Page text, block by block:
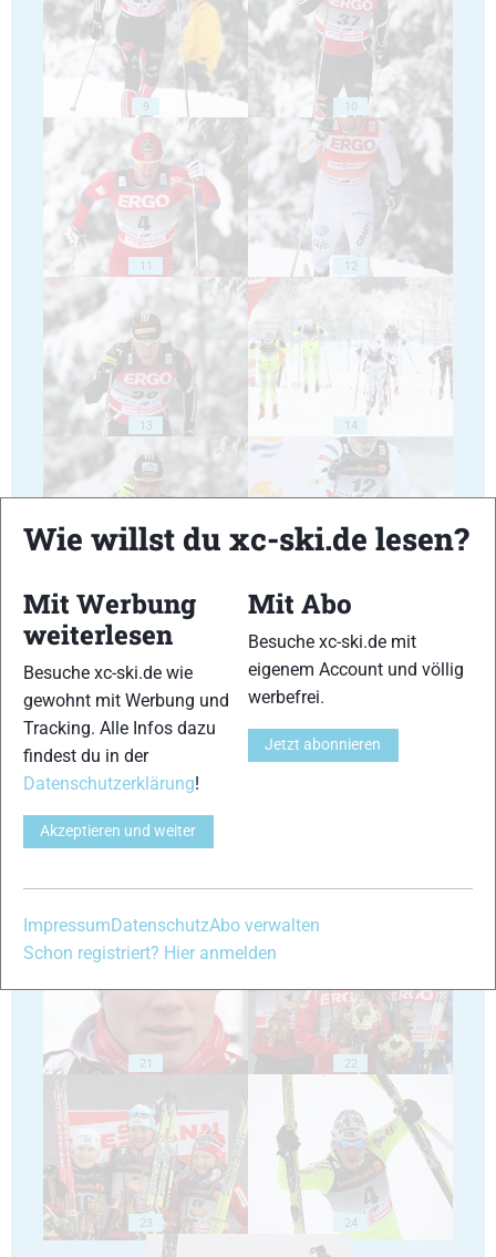
9 10
11 12
13 14
18
21 22
23 24
Wie willst du xc-ski.de lesen?
Mit Werbung
weiterlesen
Besuche xc-ski.de wie
gewohnt mit Werbung und
Tracking. Alle Infos dazu
findest du in der
Datenschutzerklärung!
Akzeptieren und weiter
Mit Abo
Besuche xc-ski.de mit
eigenem Account und völlig
werbefrei.
Jetzt abonnieren
Impressum DatenschutzAbo verwalten
Schon registriert? Hier anmelden